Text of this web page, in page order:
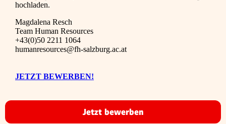
hochladen.
Magdalena Resch
Team Human Resources
+43(0)50 2211 1064
humanresources@fh-salzburg.ac.at
JETZT BEWERBEN!
Jetzt bewerben